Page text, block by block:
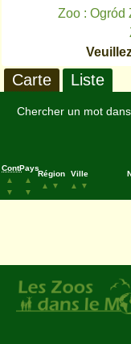
Zoo : Ogród
Carte Liste
Chercher un mot
Cont.
▲
▼
Pays
▲
▼
Région
▲
▼
Ville
▲
▼